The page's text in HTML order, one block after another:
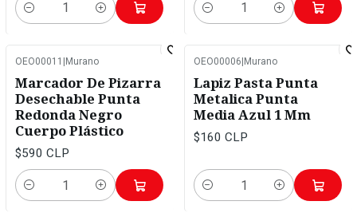
Cantidad Cantidad
OEO00011 |Murano
Marcador De Pizarra
Desechable Punta
Redonda Negro
Cuerpo Plástico
$590 CLP
Cantidad
OEO00006|Murano
Lapiz Pasta Punta
Metalica Punta
Media Azul 1 Mm
$160 CLP
Cantidad